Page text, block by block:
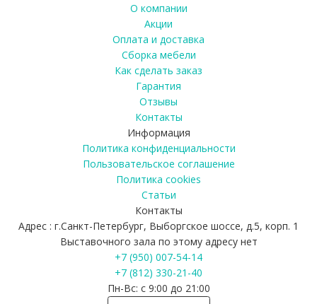
О компании
Акции
Оплата и доставка
Сборка мебели
Как сделать заказ
Гарантия
Отзывы
Контакты
Информация
Политика конфиденциальности
Пользовательское соглашение
Политика cookies
Статьи
Контакты
Адрес : г.Санкт-Петербург, Выборгское шоссе, д.5, корп. 1
Выставочного зала по этому адресу нет
+7 (950) 007-54-14
+7 (812) 330-21-40
Пн-Вс: с 9:00 до 21:00